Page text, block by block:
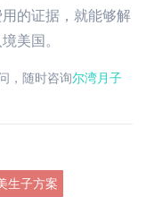
的证据，就能够解
美国。
，随时咨询尔湾月子
生子方案